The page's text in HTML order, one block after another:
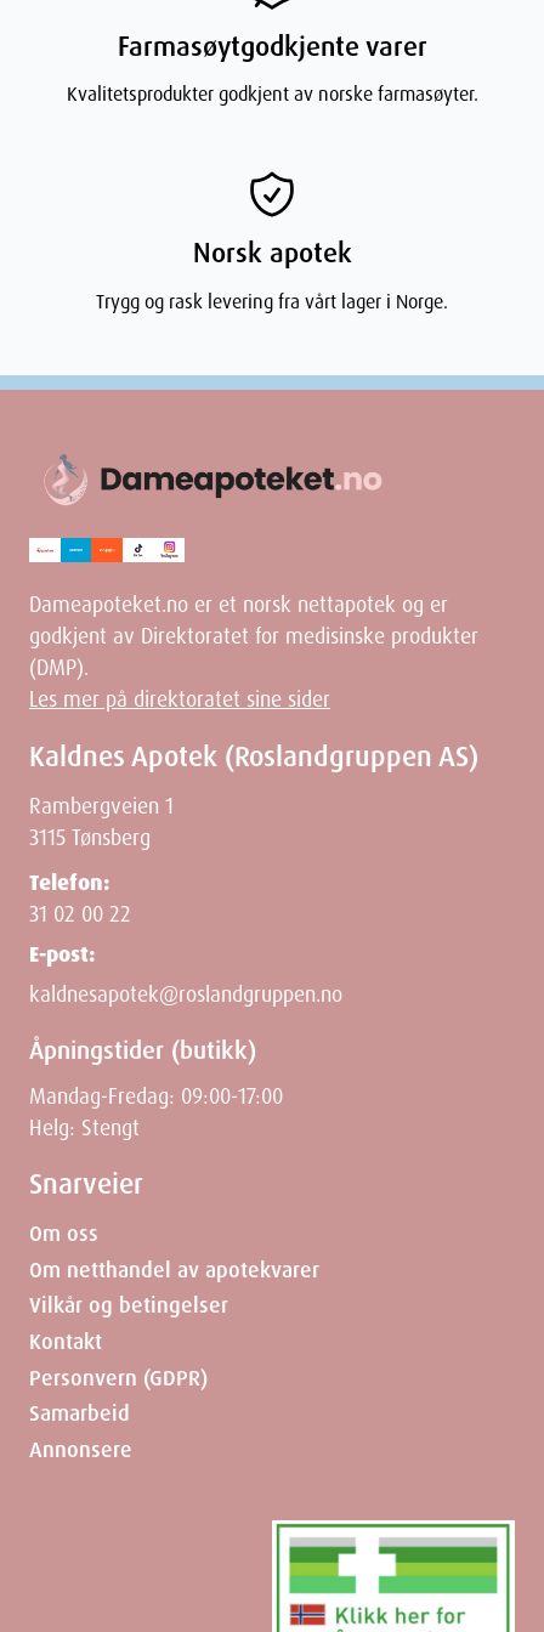
Farmasøytgodkjente varer
Kvalitetsprodukter godkjent av norske farmasøyter.
Norsk apotek
Trygg og rask levering fra vårt lager i Norge.
Dameapoteket.no er et norsk nettapotek og er
godkjent av Direktoratet for medisinske produkter
(DMP).
Les mer på direktoratet sine sider
Kaldnes Apotek (Roslandgruppen AS)
Rambergveien 1
3115 Tønsberg
Telefon:
31 02 00 22
E-post:
kaldnesapotek@roslandgruppen.no
Åpningstider (butikk)
Mandag-Fredag: 09:00-17:00
Helg: Stengt
Snarveier
Om oss
Om netthandel av apotekvarer
Vilkår og betingelser
Kontakt
Personvern (GDPR)
Samarbeid
Annonsere